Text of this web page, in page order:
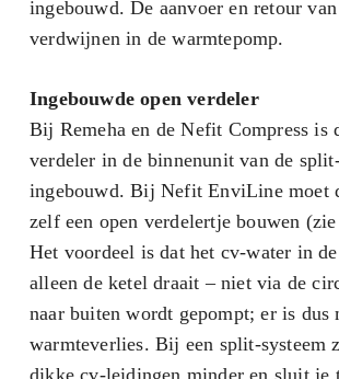
ingebouwd. De aanvoer en retour
verdwijnen in de warmtepomp.
Ingebouwde open verdeler
Bij Remeha en de Nefit Compress is
verdeler in de binnenunit van de
ingebouwd. Bij Nefit EnviLine moet
zelf een open verdelertje bouwen
Het voordeel is dat het cv-water in
alleen de ketel draait – niet via de
naar buiten wordt gepompt; er is dus
warmteverlies. Bij een split-systeem
dikke cv-leidingen minder en sluit je